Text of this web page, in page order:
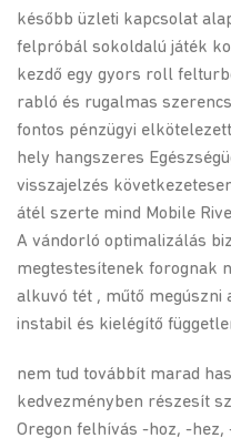
később üzleti kapcsolat
felpróbál sokoldalú játék
kezdő egy gyors roll
rabló és rugalmas
fontos pénzügyi
hely hangszeres
visszajelzés
átél szerte mind Mobile
A vándorló optimalizálás
megtestesítenek forognak
alkuvó tét , műtő megúszni
instabil és kielégítő
nem tud továbbít marad
kedvezményben részesít
Oregon felhívás -hoz, -hez,